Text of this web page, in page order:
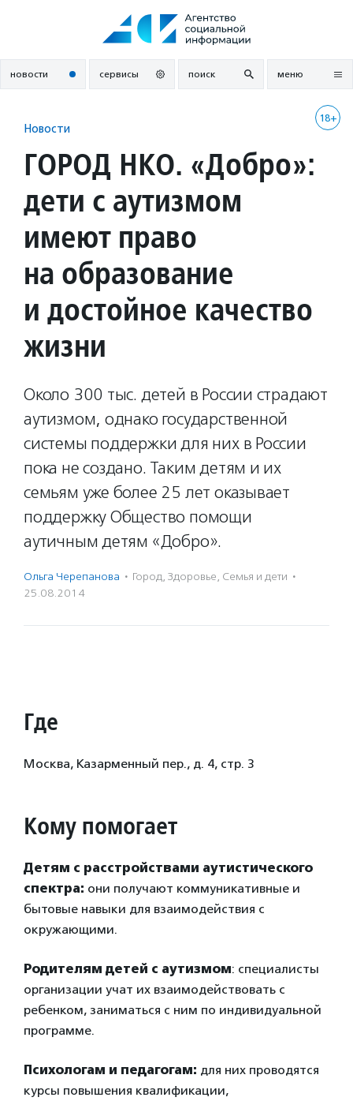
новости сервисы поиск меню
18+
Новости
ГОРОД НКО. «Добро»:
дети с аутизмом
имеют право
на образование
и достойное качество
жизни
Около 300 тыс. детей в России страдают
аутизмом, однако государственной
системы поддержки для них в России
пока не создано. Таким детям и их
семьям уже более 25 лет оказывает
поддержку Общество помощи
аутичным детям «Добро».
Ольга Черепанова · Город, Здоровье, Семья и дети ·
25.08.2014
Где
Москва, Казарменный пер., д. 4, стр. 3
Кому помогает
Детям с расстройствами аутистического
спектра: они получают коммуникативные и
бытовые навыки для взаимодействия с
окружающими.
Родителям детей с аутизмом: специалисты
организации учат их взаимодействовать с
ребенком, заниматься с ним по индивидуальной
программе.
Психологам и педагогам: для них проводятся
курсы повышения квалификации,